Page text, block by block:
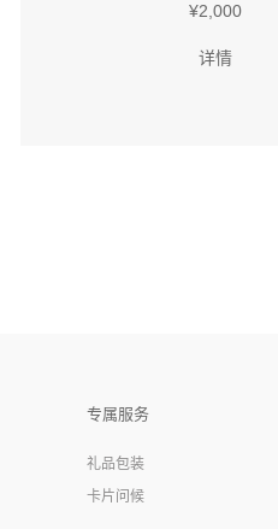
¥2,000
详情
专属服务
礼品包装
卡片问候